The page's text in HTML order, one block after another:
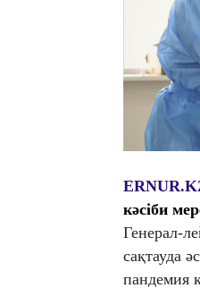
кәсіби
Генерал-
сақтауда
пандемия